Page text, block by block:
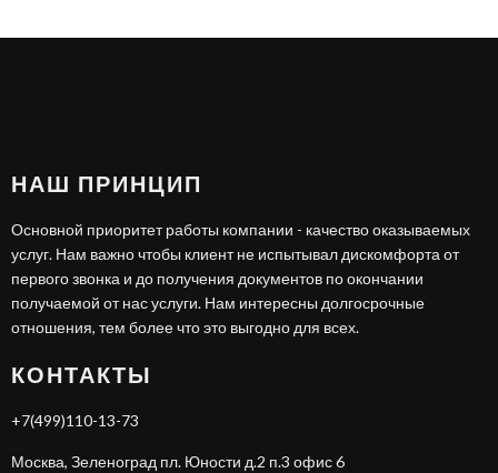
НАШ ПРИНЦИП
Основной приоритет работы компании - качество оказываемых
услуг. Нам важно чтобы клиент не испытывал дискомфорта от
первого звонка и до получения документов по окончании
получаемой от нас услуги. Нам интересны долгосрочные
отношения, тем более что это выгодно для всех.
КОНТАКТЫ
+7(499)110-13-73
Москва, Зеленоград пл. Юности д.2 п.3 офис 6